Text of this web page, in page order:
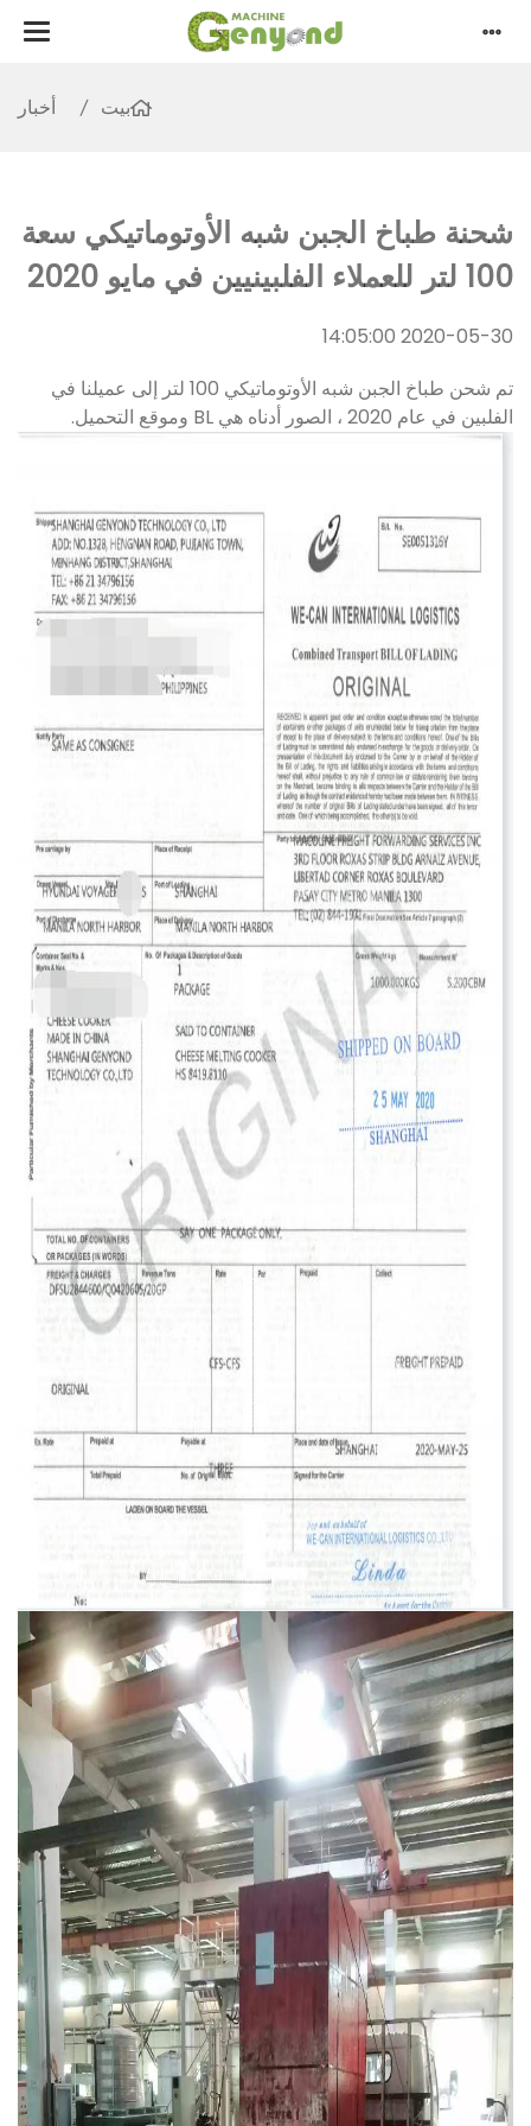
بيت أخبار
شحنة طباخ الجبن شبه الأوتوماتيكي سعة
100 لتر للعملاء الفلبينيين في مايو 2020
2020-05-30 14:05:00
تم شحن طباخ الجبن شبه الأوتوماتيكي 100 لتر إلى عميلنا في
الفلبين في عام 2020 ، الصور أدناه هي BL وموقع التحميل.